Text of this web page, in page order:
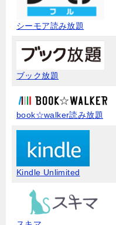
シーモア読み放題
ブック放題
book☆walker読み放題
Kindle Unlimited